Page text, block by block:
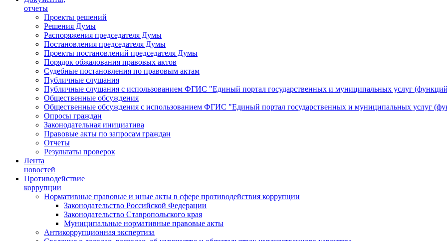
отчеты
Проекты решений
Решения Думы
Распоряжения председателя Думы
Постановления председателя Думы
Проекты постановлений председателя Думы
Порядок обжалования правовых актов
Судебные постановления по правовым актам
Публичные слушания
Публичные слушания с использованием ФГИС "Единый портал государственных и муниципальных услуг
Общественные обсуждения
Общественные обсуждения с использованием ФГИС "Единый портал государственных и муниципальных услуг
Опросы граждан
Законодательная инициатива
Правовые акты по запросам граждан
Отчеты
Результаты проверок
Лента
новостей
Противодействие
коррупции
Нормативные правовые и иные акты в сфере противодействия коррупции
Законодательство Российской Федерации
Законодательство Ставропольского края
Муниципальные нормативные правовые акты
Антикоррупционная экспертиза